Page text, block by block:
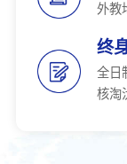
外教
终
全日
核淘